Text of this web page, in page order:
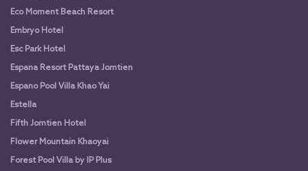
Eco Moment Beach Resort
Embryo Hotel
Esc Park Hotel
Espana Resort Pattaya Jomtien
Espano Pool Villa Khao Yai
Estella
Fifth Jomtien Hotel
Flower Mountain Khaoyai
Forest Pool Villa by IP Plus